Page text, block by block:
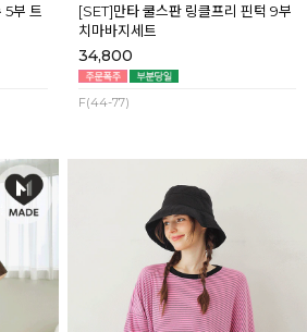
5부 트
[SET]만타 쿨스판 링클프리 핀턱 9부
치마바지세트
34,800
F(44-77)